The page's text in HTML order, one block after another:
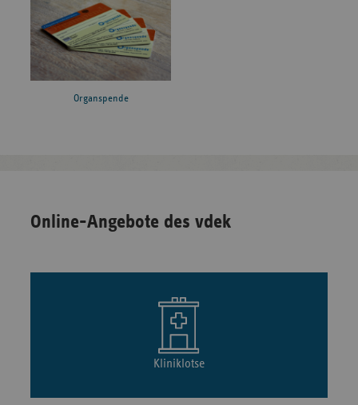
Organspende
Online-Angebote des vdek
Kliniklotse